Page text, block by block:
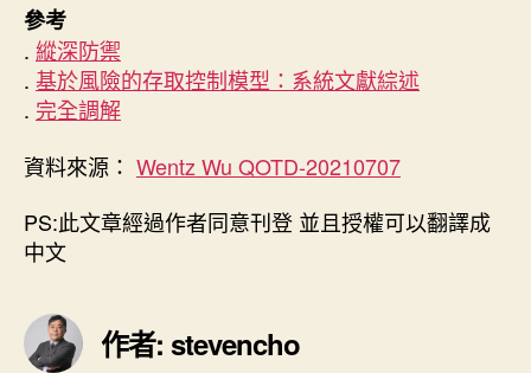
參考
. 縱深防禦
. 基於風險的存取控制模型：系統文獻綜述
. 完全調解
資料來源： Wentz Wu QOTD-20210707
PS:此文章經過作者同意刊登 並且授權可以翻譯成
中文
作者: stevencho